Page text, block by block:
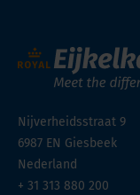
Nijverheidsstraat 9
6987 EN Giesbeek
Nederland
+ 31 313 880 200